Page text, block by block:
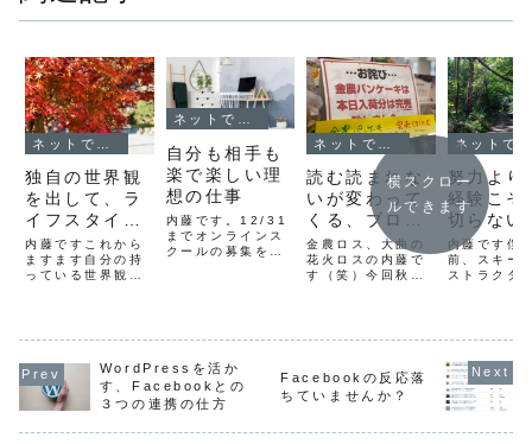
独自の世界観
を出して、ラ
イフスタイル
を提案する
内藤ですこれから
ますます自分の持
っている世界観を
続きエクスマ塾の
合宿のワークで
は、一人一人が持
っている世界観を
確認してもらって
います。「世界
自分も相手も
楽で楽しい理
想の仕事
内藤です。12/31
までオンラインス
クールの募集をし
ますね。私、
し、今年で11期目
を過ごしておりま
す。（自営で自活
この間、いろん...
読む読まれな
いが変わって
くる、ブログ
で最も大事な
こととは？
金農ロス、大曲の
花火ロスの内藤で
す（笑）今回秋田
「金農パンケー
ーソンが共同開発
した商品で、秋田
県のローソンで限
のです。通常は毎
努力より
経験こそ
切らない
内藤です僕
前、スキー
ストラクタ
りながらレ
す。で、好
残す選手が
インストラ
になるとは
せん。逆に
横スクロー
ルできます
WordPressを活か
す、Facebookとの
３つの連携の仕方
Facebookの反応落
ちていませんか？